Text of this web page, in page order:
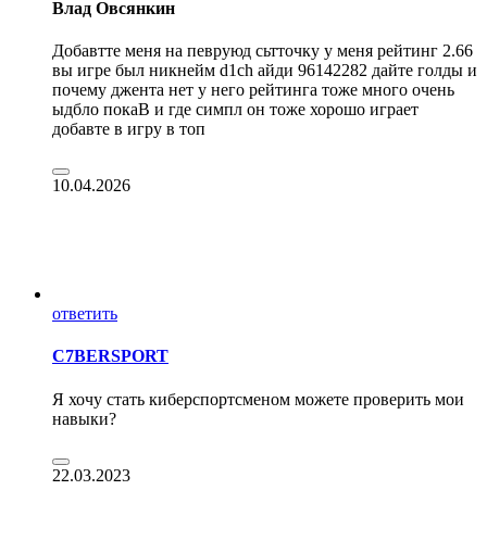
Влад Овсянкин
Добавтте меня на певруюд сьтточку у меня рейтинг 2.66
вы игре был никнейм d1ch айди 96142282 дайте голды и
почему джента нет у него рейтинга тоже много очень
ыдбло покаВ и где симпл он тоже хорошо играет
добавте в игру в топ
10.04.2026
ответить
C7BERSPORT
Я хочу стать киберспортсменом можете проверить мои
навыки?
22.03.2023